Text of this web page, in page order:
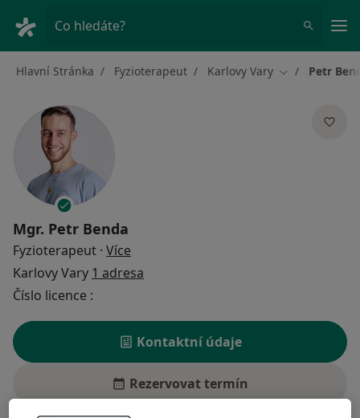
Co hledáte?
Hlavní Stránka Fyzioterapeut Karlovy Vary Změna města
Petr
Mgr. Petr Benda
Fyzioterapeut · Více
Karlovy Vary 1 adresa
Číslo licence :
Kontaktní údaje
Rezervovat termín